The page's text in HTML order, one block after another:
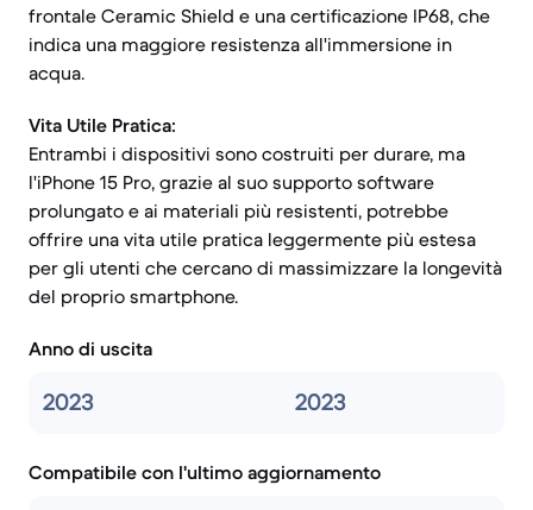
frontale Ceramic Shield e una certificazione IP68, che
indica una maggiore resistenza all'immersione in
acqua.
Vita Utile Pratica:
Entrambi i dispositivi sono costruiti per durare, ma
l'iPhone 15 Pro, grazie al suo supporto software
prolungato e ai materiali più resistenti, potrebbe
offrire una vita utile pratica leggermente più estesa
per gli utenti che cercano di massimizzare la longevità
del proprio smartphone.
Anno di uscita
2023 2023
Compatibile con l'ultimo aggiornamento